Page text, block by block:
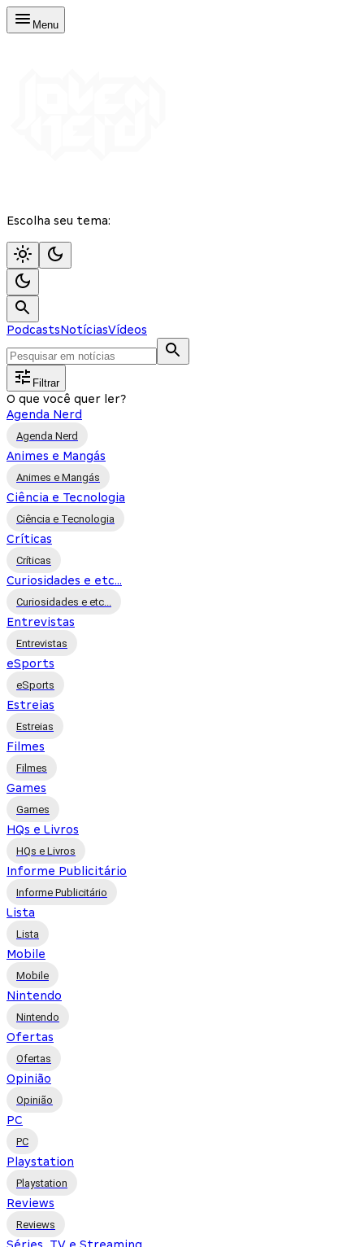
Menu
Escolha seu tema:
PodcastsNotíciasVídeos
Filtrar
O que você quer ler?
Agenda Nerd
Agenda Nerd
Animes e Mangás
Animes e Mangás
Ciência e Tecnologia
Ciência e Tecnologia
Críticas
Críticas
Curiosidades e etc...
Curiosidades e etc...
Entrevistas
Entrevistas
eSports
eSports
Estreias
Estreias
Filmes
Filmes
Games
Games
HQs e Livros
HQs e Livros
Informe Publicitário
Informe Publicitário
Lista
Lista
Mobile
Mobile
Nintendo
Nintendo
Ofertas
Ofertas
Opinião
Opinião
PC
PC
Playstation
Playstation
Reviews
Reviews